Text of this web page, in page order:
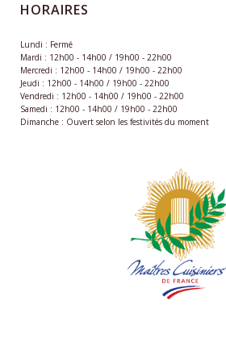
HORAIRES
Lundi : Fermé
Mardi : 12h00 - 14h00 / 19h00 - 22h00
Mercredi : 12h00 - 14h00 / 19h00 - 22h00
Jeudi : 12h00 - 14h00 / 19h00 - 22h00
Vendredi : 12h00 - 14h00 / 19h00 - 22h00
Samedi : 12h00 - 14h00 / 19h00 - 22h00
Dimanche : Ouvert selon les festivités du moment